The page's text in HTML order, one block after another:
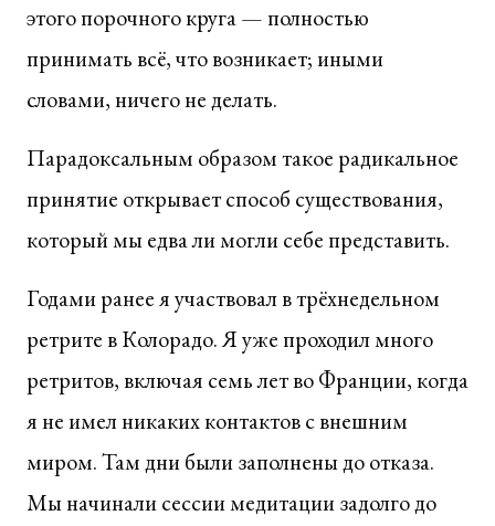
этого порочного круга — полностью
принимать всё, что возникает; иными
словами, ничего не делать.
Парадоксальным образом такое радикальное
принятие открывает способ существования,
который мы едва ли могли себе представить.
Годами ранее я участвовал в трёхнедельном
ретрите в Колорадо. Я уже проходил много
ретритов, включая семь лет во Франции, когда
я не имел никаких контактов с внешним
миром. Там дни были заполнены до отказа.
Мы начинали сессии медитации задолго до